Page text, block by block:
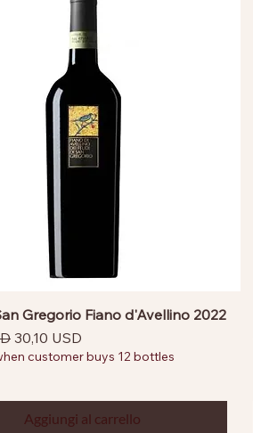
Gregorio Fiano d'Avellino 2022
Prezzo scontato
30,10 USD
customer buys 12 bottles
Aggiungi al carrello